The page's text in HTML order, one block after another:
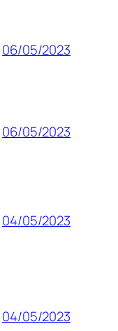
06/05/2023
06/05/2023
04/05/2023
04/05/2023